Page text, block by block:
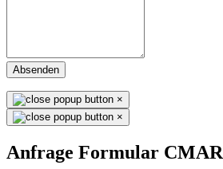
Absenden
×
×
Anfrage Formular CMAR